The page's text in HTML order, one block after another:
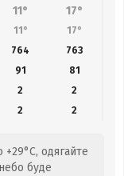
11° 17°
11° 17°
764 763
91 81
2
2
2 2
+29°C, одягайте
буде